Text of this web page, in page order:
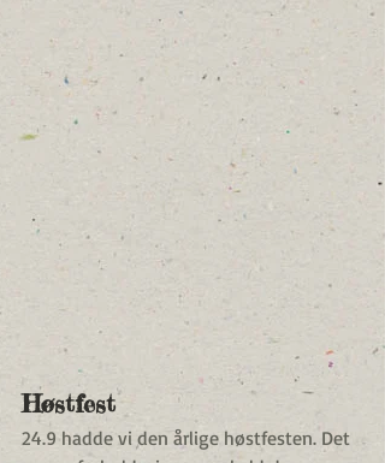
Høstfest
24.9 hadde vi den årlige høstfesten. Det